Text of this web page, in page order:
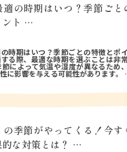
適の時期はいつ？季節ごと
ント …
時期はいつ？季節ごとの特徴とポ
る際、最適な時期を選ぶことは非
節によって気温や湿度が異なるため
に影響を与える可能性があります
の季節がやってくる！今す
的な対策とは？ …